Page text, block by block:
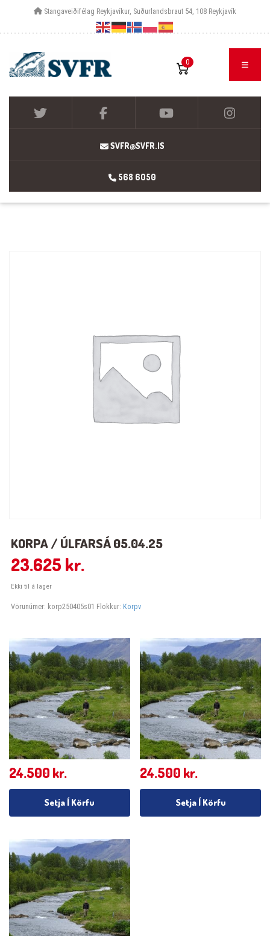
Stangaveiðifélag Reykjavíkur, Suðurlandsbraut 54, 108 Reykjavík
0
SVFR@SVFR.IS
568 6050
KORPA / ÚLFARSÁ 05.04.25
23.625 kr.
Ekki til á lager
Vörunúmer: korp250405s01 Flokkur: Korpv
24.500 kr.
Setja Í Körfu
24.500 kr.
Setja Í Körfu